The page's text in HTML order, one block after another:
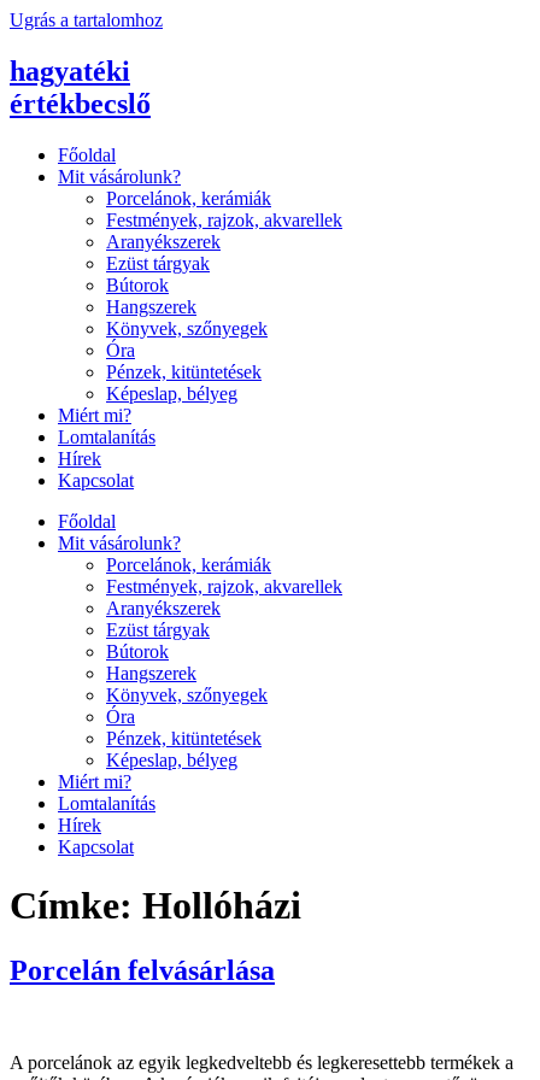
Ugrás a tartalomhoz
hagyatéki
értékbecslő
Főoldal
Mit vásárolunk?
Porcelánok, kerámiák
Festmények, rajzok, akvarellek
Aranyékszerek
Ezüst tárgyak
Bútorok
Hangszerek
Könyvek, szőnyegek
Óra
Pénzek, kitüntetések
Képeslap, bélyeg
Miért mi?
Lomtalanítás
Hírek
Kapcsolat
Főoldal
Mit vásárolunk?
Porcelánok, kerámiák
Festmények, rajzok, akvarellek
Aranyékszerek
Ezüst tárgyak
Bútorok
Hangszerek
Könyvek, szőnyegek
Óra
Pénzek, kitüntetések
Képeslap, bélyeg
Miért mi?
Lomtalanítás
Hírek
Kapcsolat
Címke: Hollóházi
Porcelán felvásárlása
A porcelánok az egyik legkedveltebb és legkeresettebb termékek a